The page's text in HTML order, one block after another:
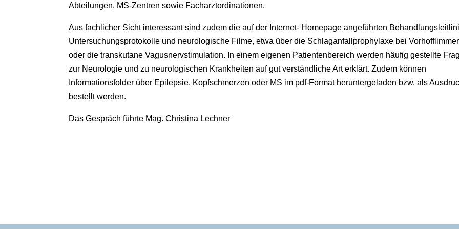
Abteilungen, MS-Zentren sowie Facharztordinationen.
Aus fachlicher Sicht interessant sind zudem die auf der Internet- Homepage angeführten
Untersuchungsprotokolle und neurologische Filme, etwa über die Schlaganfallprophylaxe bei
oder die transkutane Vagusnervstimulation. In einem eigenen Patientenbereich werden häufig gestellte
zur Neurologie und zu neurologischen Krankheiten auf gut verständliche Art erklärt. Zudem können
Informationsfolder über Epilepsie, Kopfschmerzen oder MS im pdf-Format heruntergeladen bzw. als
bestellt werden.
Das Gespräch führte Mag. Christina Lechner